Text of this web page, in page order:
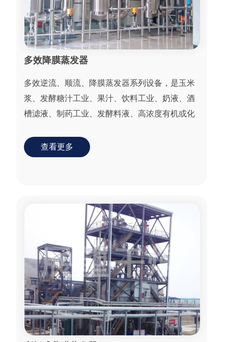
多效降膜蒸发器
多效逆流、顺流、降膜蒸发器系列设备，是玉米
浆、发酵糖汁工业、果汁、饮料工业、奶液、酒
槽滤液、制药工业、发酵料液、高浓度有机或化
短，适用粘度...
查看更多